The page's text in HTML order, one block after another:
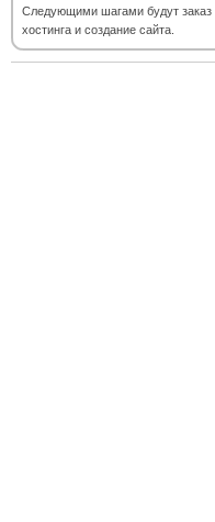
Следующими шагами будут заказ
хостинга и создание сайта.